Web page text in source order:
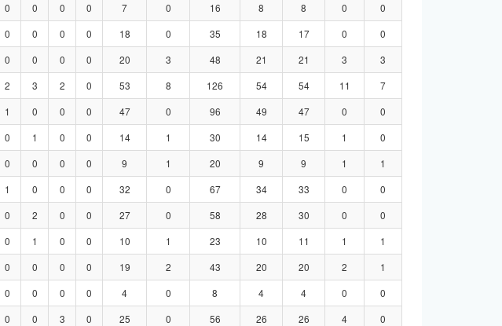
0 0 0 0 7 0 16 8 8 0
0
0 0 0 0 18 0 35 18 17 0
0
0 0 0 0 20 3 48 21 21 3
3
2 3 2 0 53 8 126 54 54 11
7
1 0 0 0 47 0 96 49 47 0
0
0 1 0 0 14 1 30 14 15 1
0
0 0 0 0 9 1 20 9 9 1
1
1 0 0 0 32 0 67 34 33 0
0
0 2 0 0 27 0 58 28 30 0
0
0 1 0 0 10 1 23 10 11 1
1
0 0 0 0 19 2 43 20 20 2
1
0 0 0 0 4 0 8 4 4 0
0
0 0 3 0 25 0 56 26 26 4
0